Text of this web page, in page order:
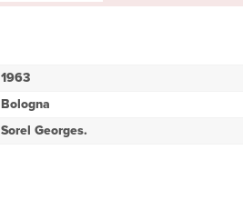
1963
Bologna
Sorel Georges.